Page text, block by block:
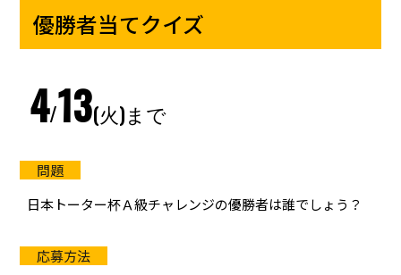
優勝者当てクイズ
4/13(火)まで
日本トーター杯Ａ級チャレンジの優勝者は誰でしょう？